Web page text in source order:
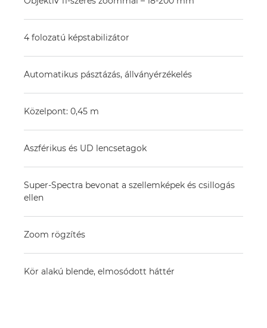
4 folozatú képstabilizátor
Automatikus pásztázás, állványérzékelés
Közelpont: 0,45 m
Aszférikus és UD lencsetagok
Super-Spectra bevonat a szellemképek és csillogás
ellen
Zoom rögzítés
Kör alakú blende, elmosódott háttér